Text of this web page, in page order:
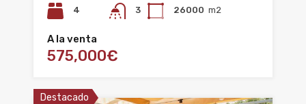
4
3
26000 m2
A la venta
575,000€
Destacado